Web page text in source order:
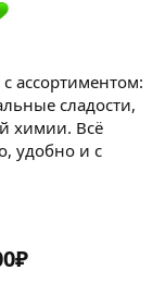
ассортиментом:
сладости,
химии. Всё
удобно и с